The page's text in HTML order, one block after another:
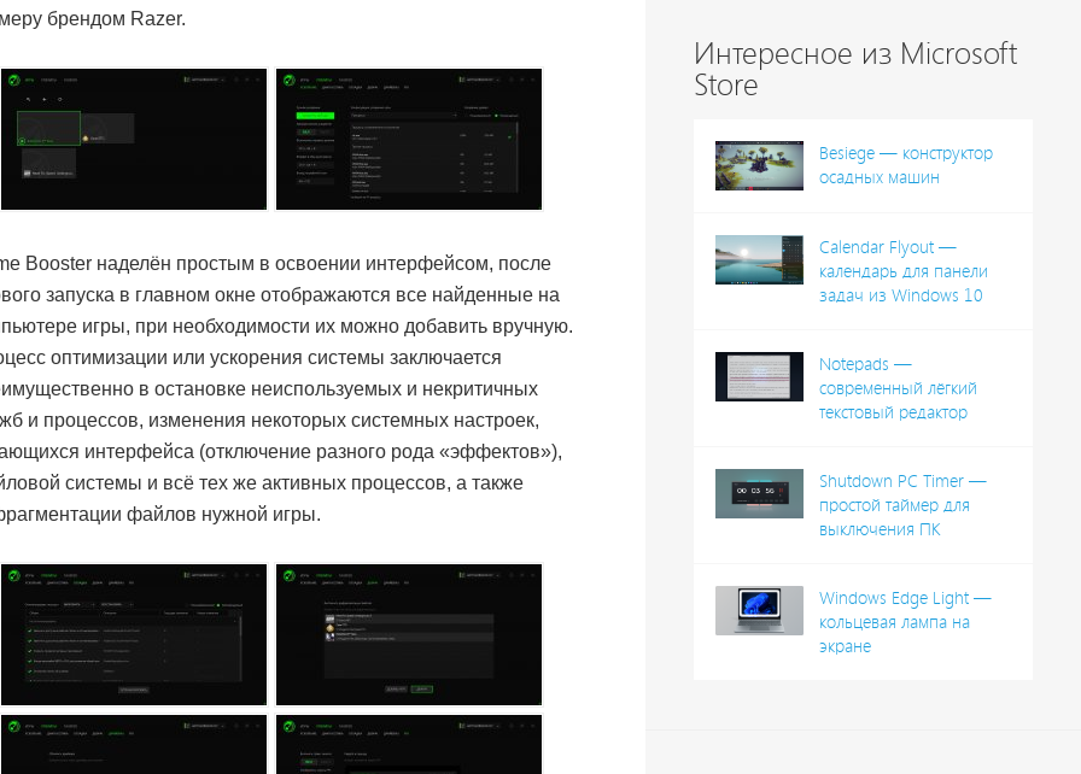
брендом Razer.
Booster наделён простым в освоении интерфейсом, после
запуска в главном окне отображаются все найденные на
игры, при необходимости их можно добавить вручную.
оптимизации или ускорения системы заключается
в остановке неиспользуемых и некритичных
и процессов, изменения некоторых системных настроек,
интерфейса (отключение разного рода «эффектов»),
системы и всё тех же активных процессов, а также
файлов нужной игры.
Интересное из Microsoft
Store
Besiege — конструктор
осадных машин
Calendar Flyout —
календарь для панели
задач из Windows 10
Notepads —
современный лёгкий
текстовый редактор
Shutdown PC Timer —
простой таймер для
выключения ПК
Windows Edge Light —
кольцевая лампа на
экране